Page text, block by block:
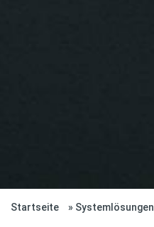
Startseite Systemlösungen